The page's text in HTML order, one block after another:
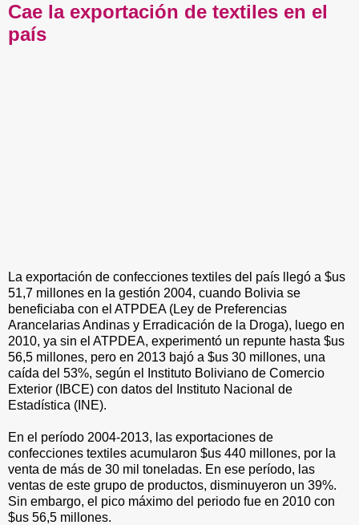
Cae la exportación de textiles en el
país
La exportación de confecciones textiles del país llegó a $us
51,7 millones en la gestión 2004, cuando Bolivia se
beneficiaba con el ATPDEA (Ley de Preferencias
Arancelarias Andinas y Erradicación de la Droga), luego en
2010, ya sin el ATPDEA, experimentó un repunte hasta $us
56,5 millones, pero en 2013 bajó a $us 30 millones, una
caída del 53%, según el Instituto Boliviano de Comercio
Exterior (IBCE) con datos del Instituto Nacional de
Estadística (INE).
En el período 2004-2013, las exportaciones de
confecciones textiles acumularon $us 440 millones, por la
venta de más de 30 mil toneladas. En ese período, las
ventas de este grupo de productos, disminuyeron un 39%.
Sin embargo, el pico máximo del periodo fue en 2010 con
$us 56,5 millones.